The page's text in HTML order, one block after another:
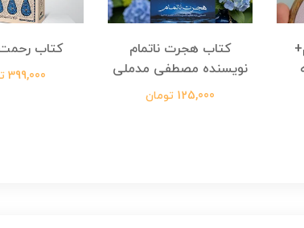
کتاب هجرت ناتمام
نویسنده مصطفی مدملی
125,000 تومان
کتاب
399,000 تومان